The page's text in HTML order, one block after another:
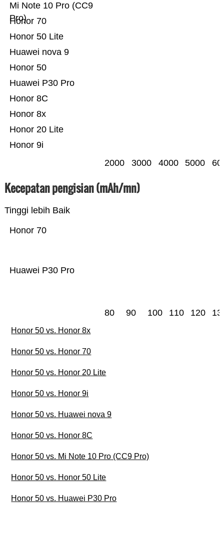
Honor 9i
Honor 20 Lite
Honor 8x
Honor 8C
Huawei P30 Pro
Honor 50
Huawei nova 9
Honor 50 Lite
Honor 70
Mi Note 10 Pro (CC9
Pro)
2000 3000 4000 5000
Kecepatan pengisian (mAh/mn)
Tinggi lebih Baik
Huawei P30 Pro
Honor 70
80 90 100 110 120
Honor 50 vs. Honor 8x
Honor 50 vs. Honor 70
Honor 50 vs. Honor 20 Lite
Honor 50 vs. Honor 9i
Honor 50 vs. Huawei nova 9
Honor 50 vs. Honor 8C
Honor 50 vs. Mi Note 10 Pro (CC9 Pro)
Honor 50 vs. Honor 50 Lite
Honor 50 vs. Huawei P30 Pro